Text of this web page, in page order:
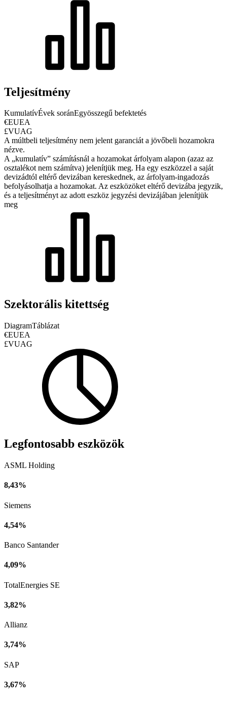
Teljesítmény
KumulatívÉvek soránEgyösszegű befektetés
€EUEA
£VUAG
A múltbeli teljesítmény nem jelent garanciát a jövőbeli hozamokra
nézve.
A „kumulatív” számításnál a hozamokat árfolyam alapon (azaz az
osztalékot nem számítva) jelenítjük meg. Ha egy eszközzel a saját
devizádtól eltérő devizában kereskednek, az árfolyam-ingadozás
befolyásolhatja a hozamokat. Az eszközöket eltérő devizába jegyzik,
és a teljesítményt az adott eszköz jegyzési devizájában jelenítjük
meg
Szektorális kitettség
DiagramTáblázat
€EUEA
£VUAG
Legfontosabb eszközök
ASML Holding
8,43%
Siemens
4,54%
Banco Santander
4,09%
TotalEnergies SE
3,82%
Allianz
3,74%
SAP
3,67%